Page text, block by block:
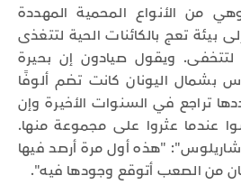
من الأنواع المحمية المهددة
بيئة تعج بالكائنات الحية لتتغذى
لتتخفى. ويقول صيادون إن بحيرة
بشمال اليونان كانت تضم ألوفًا
تراجع في السنوات الأخيرة وإن
عندما عثروا على مجموعة منها.
"هذه أول مرة أرصد فيها
من الصعب أتوقع وجودها فيه".